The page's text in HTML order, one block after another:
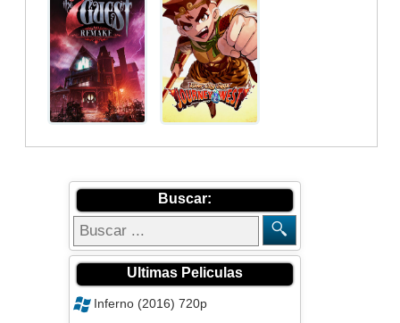
Buscar:
Ultimas Peliculas
Inferno (2016) 720p